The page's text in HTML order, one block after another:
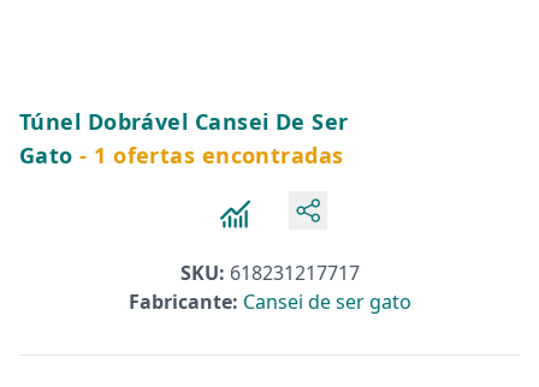
Túnel Dobrável Cansei De Ser
Gato - 1 ofertas encontradas
SKU: 618231217717
Fabricante: Cansei de ser gato